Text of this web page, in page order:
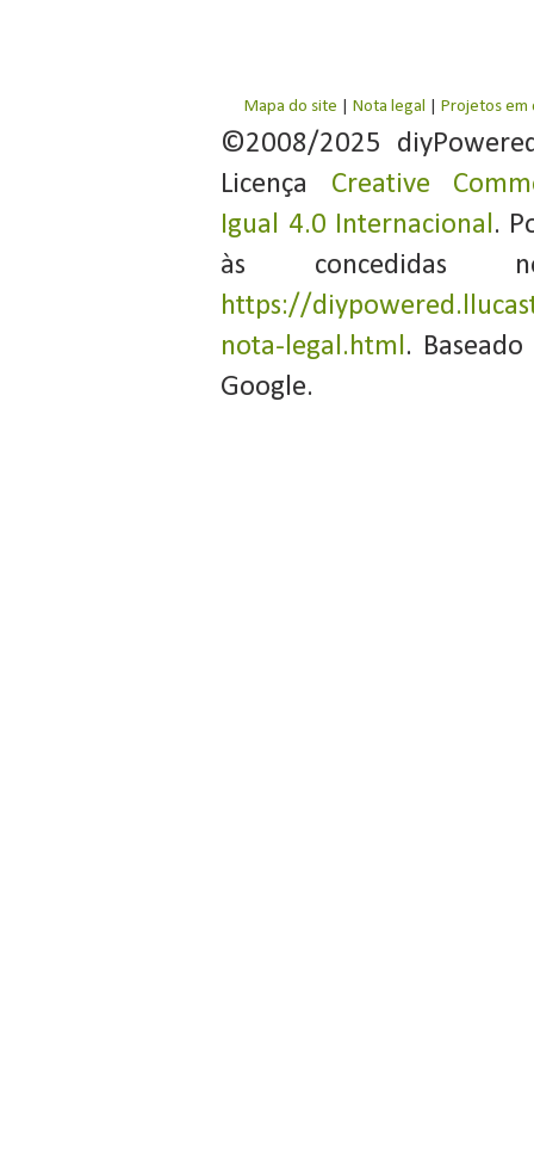
Mapa do site Nota legal Projetos em
©2008/2025
Licença Creative
Igual 4.0 Internacional .
às concedidas
https://
nota-legal.html .
Google.